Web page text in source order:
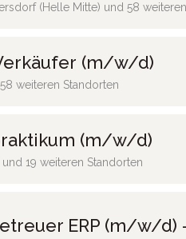
(Helle Mitte) und 58
(m/w/d)
weiteren Standorten
(m/w/d)
19 weiteren Standorten
ERP (m/w/d)